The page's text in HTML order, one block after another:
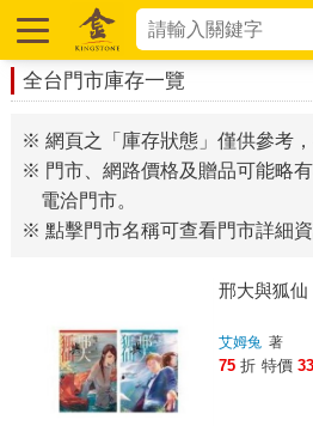
全台門市庫存一覽
※ 網頁之「庫存狀態」僅供參考，
※ 門市、網路價格及贈品可能略
電洽門市。
※ 點擊門市名稱可查看門市詳細資
邢大與狐仙
艾姆兔 著
75 折 特價